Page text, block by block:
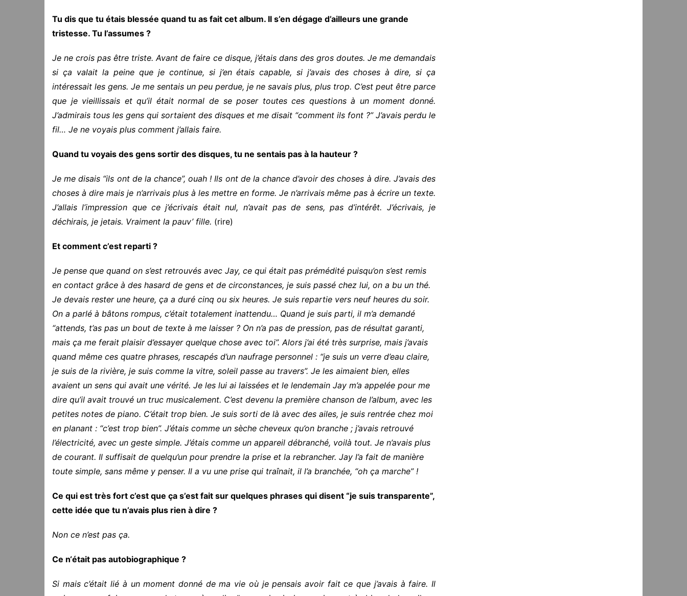
Tu dis que tu étais blessée quand tu as fait cet album. Il s’en dégage d’ailleurs une grande
tristesse. Tu l’assumes ?
Je ne crois pas être triste. Avant de faire ce disque, j’étais dans des gros doutes. Je me demandais
si ça valait la peine que je continue, si j’en étais capable, si j’avais des choses à dire, si ça
intéressait les gens. Je me sentais un peu perdue, je ne savais plus, plus trop. C’est peut être parce
que je vieillissais et qu’il était normal de se poser toutes ces questions à un moment donné.
J’admirais tous les gens qui sortaient des disques et me disait “comment ils font ?” J’avais perdu le
fil… Je ne voyais plus comment j’allais faire.
Quand tu voyais des gens sortir des disques, tu ne sentais pas à la hauteur ?
Je me disais “ils ont de la chance”, ouah ! Ils ont de la chance d’avoir des choses à dire. J’avais des
choses à dire mais je n’arrivais plus à les mettre en forme. Je n’arrivais même pas à écrire un texte.
J’allais l’impression que ce j’écrivais était nul, n’avait pas de sens, pas d’intérêt. J’écrivais, je
déchirais, je jetais. Vraiment la pauv’ fille. (rire)
Et comment c’est reparti ?
Je pense que quand on s’est retrouvés avec Jay, ce qui était pas prémédité puisqu’on s’est remis
en contact grâce à des hasard de gens et de circonstances, je suis passé chez lui, on a bu un thé.
Je devais rester une heure, ça a duré cinq ou six heures. Je suis repartie vers neuf heures du soir.
On a parlé à bâtons rompus, c’était totalement inattendu… Quand je suis parti, il m’a demandé
“attends, t’as pas un bout de texte à me laisser ? On n’a pas de pression, pas de résultat garanti,
mais ça me ferait plaisir d’essayer quelque chose avec toi”. Alors j’ai été très surprise, mais j’avais
quand même ces quatre phrases, rescapés d’un naufrage personnel : “je suis un verre d’eau claire,
je suis de la rivière, je suis comme la vitre, soleil passe au travers”. Je les aimaient bien, elles
avaient un sens qui avait une vérité. Je les lui ai laissées et le lendemain Jay m’a appelée pour me
dire qu’il avait trouvé un truc musicalement. C’est devenu la première chanson de l’album, avec les
petites notes de piano. C’était trop bien. Je suis sorti de là avec des ailes, je suis rentrée chez moi
en planant : “c’est trop bien”. J’étais comme un sèche cheveux qu’on branche ; j’avais retrouvé
l’électricité, avec un geste simple. J’étais comme un appareil débranché, voilà tout. Je n’avais plus
de courant. Il suffisait de quelqu’un pour prendre la prise et la rebrancher. Jay l’a fait de manière
toute simple, sans même y penser. Il a vu une prise qui traînait, il l’a branchée, “oh ça marche” !
Ce qui est très fort c’est que ça s’est fait sur quelques phrases qui disent “je suis transparente”,
cette idée que tu n’avais plus rien à dire ?
Non ce n’est pas ça.
Ce n‘était pas autobiographique ?
Si mais c’était lié à un moment donné de ma vie où je pensais avoir fait ce que j’avais à faire. Il